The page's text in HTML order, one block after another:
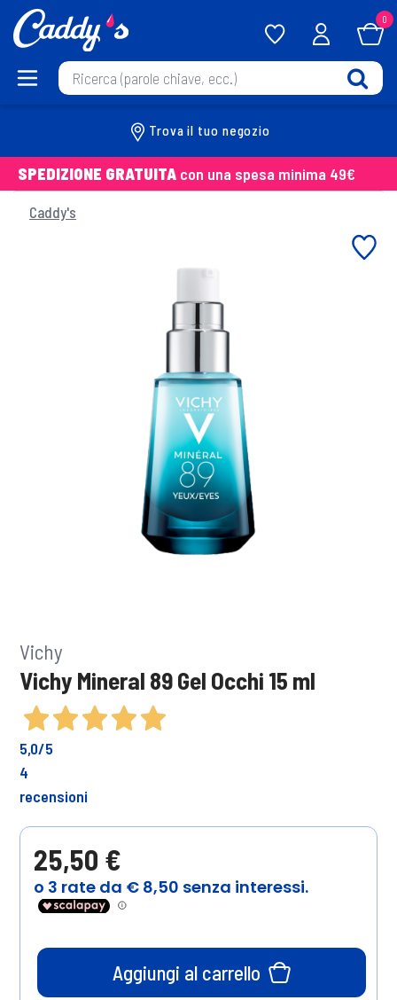
0
Trova il tuo negozio
SPEDIZIONE GRATUITA con una spesa minima 49€
Caddy's
Vichy
Vichy Mineral 89 Gel Occhi 15 ml
5,0/5
4
recensioni
25,50 €
Aggiungi al carrello